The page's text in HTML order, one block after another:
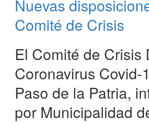
positivos
de
Coronavirus
Nuevas
Comité de Crisis
El Comité de Crisis
Coronavirus Covid-
Paso de la Patria,
por Municipalidad